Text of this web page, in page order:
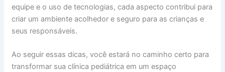
equipe e o uso de tecnologias, cada aspecto contribui para
criar um ambiente acolhedor e seguro para as crianças e
seus responsáveis.
Ao seguir essas dicas, você estará no caminho certo para
transformar sua clínica pediátrica em um espaço